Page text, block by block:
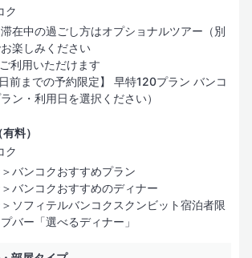
ク
滞在中の過ごし方はオプショナルツアー（別
楽しみください
利用いただけます
前までの予約限定】 早特120プラン バンコ
ン・利用日を選択ください）
料）
ク
バンコクおすすめプラン
バンコクおすすめのディナー
ソフィテルバンコクスクンビット宿泊者限
バー「選べるディナー」